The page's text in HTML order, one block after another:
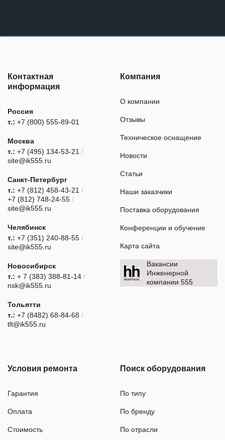
Контактная
информация
Россия
т.: +7 (800) 555-89-01
Москва
т.: +7 (495) 134-53-21 /
site@ik555.ru
Санкт-Петербург
т.: +7 (812) 458-43-21 /
+7 (812) 748-24-55 /
site@ik555.ru
Челябинск
т.: +7 (351) 240-88-55 /
site@ik555.ru
Новосибирск
т.: + 7 (383) 388-81-14 /
nsk@ik555.ru
Тольятти
т.: +7 (8482) 68-84-68 /
tlt@ik555.ru
Компания
О компании
Отзывы
Техническое оснащение
Новости
Статьи
Наши заказчики
Поставка оборудования
Конференции и обучение
Карта сайта
Вакансии
Инженерной
компании 555
Условия ремонта
Гарантия
Оплата
Стоимость
Поиск оборудования
По типу
По бренду
По отрасли